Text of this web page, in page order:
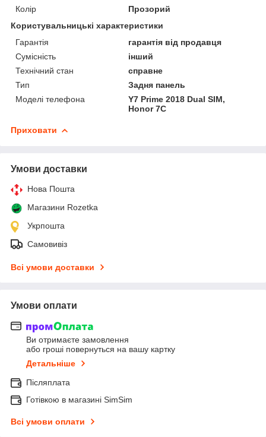
Колір
Прозорий
Користувальницькі характеристики
Гарантія
гарантія від продавця
Сумісність
інший
Технічний стан
справне
Тип
Задня панель
Моделі телефона
Y7 Prime 2018 Dual SIM,
Honor 7C
Приховати
Умови доставки
Нова Пошта
Магазини Rozetka
Укрпошта
Самовивіз
Всі умови доставки
Умови оплати
Ви отримаєте замовлення
або гроші повернуться на вашу картку
Детальніше
Післяплата
Готівкою в магазині SimSim
Всі умови оплати